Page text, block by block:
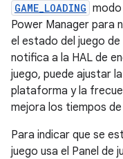
GAME_LOADING
Power Manager para
el estado del juego de
notifica a la HAL de
juego, puede ajustar
plataforma y la
mejora los tiempos
Para indicar que se
juego usa el Panel de